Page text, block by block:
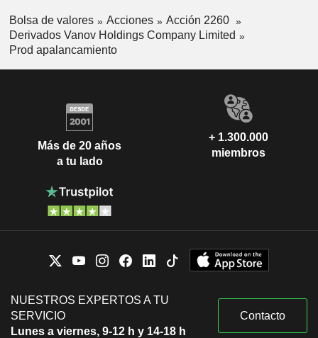
Bolsa de valores Acciones
Acción 2260
Derivados Vanov Holdings Company Limited
Prod apalancamiento
Más de 20 años
a tu lado
+ 1.300.000
miembros
NUESTROS EXPERTOS A TU
SERVICIO
Lunes a viernes, 9-12 h y 14-18 h
Contacto